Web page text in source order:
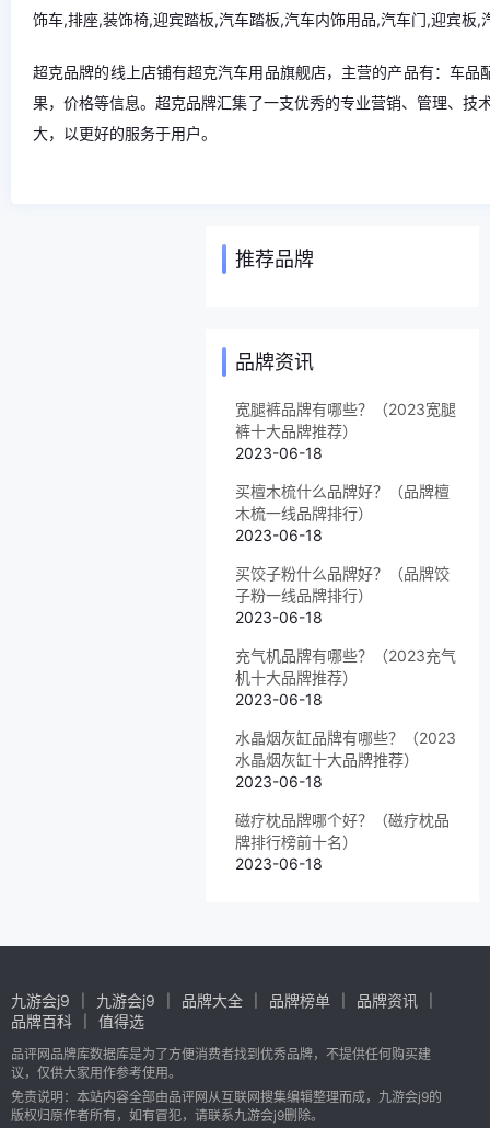
饰车,排座,装饰椅,迎宾踏板,汽车踏板,汽车内饰用品,汽车门,迎宾板,
超克品牌的线上店铺有超克汽车用品旗舰店，主营的产品有：车
果，价格等信息。超克品牌汇集了一支优秀的专业营销、管理、
大，以更好的服务于用户。
推荐品牌
品牌资讯
宽腿裤品牌有哪些？（2023宽腿
裤十大品牌推荐）
2023-06-18
买檀木梳什么品牌好？（品牌檀
木梳一线品牌排行）
2023-06-18
买饺子粉什么品牌好？（品牌饺
子粉一线品牌排行）
2023-06-18
充气机品牌有哪些？（2023充气
机十大品牌推荐）
2023-06-18
水晶烟灰缸品牌有哪些？（2023
水晶烟灰缸十大品牌推荐）
2023-06-18
磁疗枕品牌哪个好？（磁疗枕品
牌排行榜前十名）
2023-06-18
九游会j9 九游会j9 品牌大全 品牌榜单
品牌资讯
品牌百科
值得选
品评网品牌库数据库是为了方便消费者找到优秀品牌，不提供任何购买建
议，仅供大家用作参考使用。
免责说明：本站内容全部由品评网从互联网搜集编辑整理而成，九游会j9的
版权归原作者所有，如有冒犯，请联系九游会j9删除。